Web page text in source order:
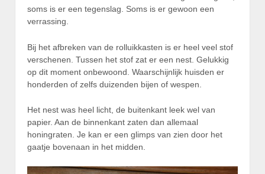
soms is er een tegenslag. Soms is er gewoon een
verrassing.
Bij het afbreken van de rolluikkasten is er heel veel stof
verschenen. Tussen het stof zat er een nest. Gelukkig
op dit moment onbewoond. Waarschijnlijk huisden er
honderden of zelfs duizenden bijen of wespen.
Het nest was heel licht, de buitenkant leek wel van
papier. Aan de binnenkant zaten dan allemaal
honingraten. Je kan er een glimps van zien door het
gaatje bovenaan in het midden.